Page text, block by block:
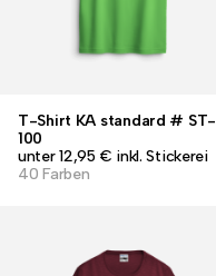
T-Shirt KA standard # ST-
100
unter 12,95 € inkl. Stickerei
40 Farben